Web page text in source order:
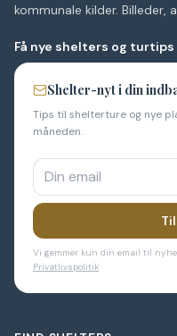
kommunale kilder. Billeder,
Få nye shelters og turtips
Shelter-nyt i din
Tips til shelterture og nye
måneden.
Vi gemmer kun din email til
Privatlivspolitik